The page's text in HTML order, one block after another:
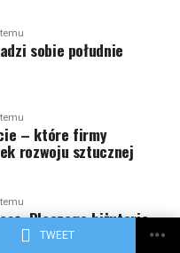
TWEET
sobie południe
– które firmy
rozwoju sztucznej
Dlaczego biżuteria
podbija rynek